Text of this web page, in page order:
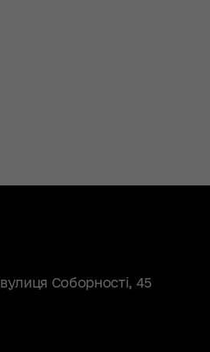
вулиця Соборності, 45